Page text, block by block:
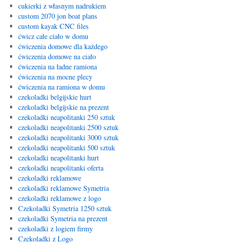
cukierki z własnym nadrukiem
custom 2070 jon boat plans
custom kayak CNC files
ćwicz całe ciało w domu
ćwiczenia domowe dla każdego
ćwiczenia domowe na ciało
ćwiczenia na ładne ramiona
ćwiczenia na mocne plecy
ćwiczenia na ramiona w domu
czekoladki belgijskie hurt
czekoladki belgijskie na prezent
czekoladki neapolitanki 250 sztuk
czekoladki neapolitanki 2500 sztuk
czekoladki neapolitanki 3000 sztuk
czekoladki neapolitanki 500 sztuk
czekoladki neapolitanki hurt
czekoladki neapolitanki oferta
czekoladki reklamowe
czekoladki reklamowe Symetria
czekoladki reklamowe z logo
Czekoladki Symetria 1250 sztuk
czekoladki Symetria na prezent
czekoladki z logiem firmy
Czekoladki z Logo